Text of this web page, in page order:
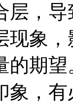
层，
现象
的期
象，